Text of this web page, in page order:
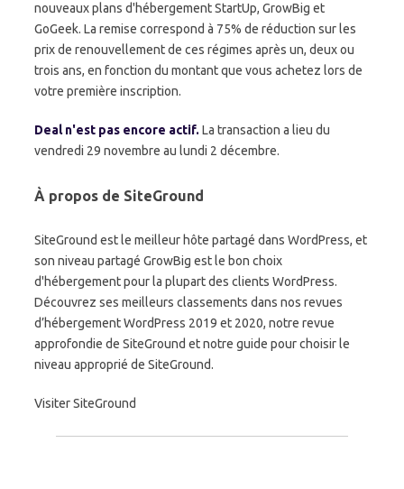
nouveaux plans d'hébergement StartUp, GrowBig et
GoGeek. La remise correspond à 75% de réduction sur les
prix de renouvellement de ces régimes après un, deux ou
trois ans, en fonction du montant que vous achetez lors de
votre première inscription.
Deal n'est pas encore actif. La transaction a lieu du
vendredi 29 novembre au lundi 2 décembre.
À propos de SiteGround
SiteGround est le meilleur hôte partagé dans WordPress, et
son niveau partagé GrowBig est le bon choix
d'hébergement pour la plupart des clients WordPress.
Découvrez ses meilleurs classements dans nos revues
d’hébergement WordPress 2019 et 2020, notre revue
approfondie de SiteGround et notre guide pour choisir le
niveau approprié de SiteGround.
Visiter SiteGround